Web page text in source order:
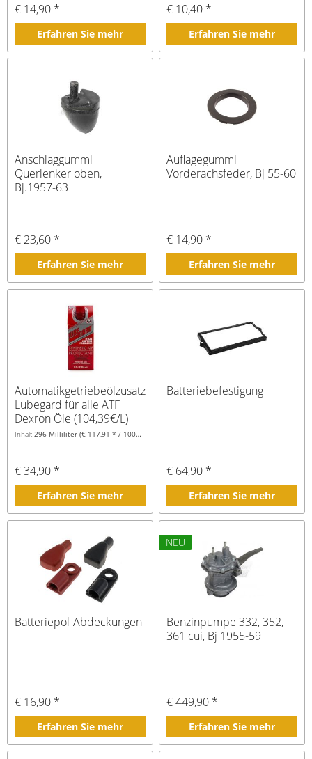
€ 14,90 *
Erfahren Sie mehr
€ 10,40 *
Erfahren Sie mehr
Anschlaggummi
Querlenker oben,
Bj.1957-63
€ 23,60 *
Erfahren Sie mehr
Auflagegummi
Vorderachsfeder, Bj 55-60
€ 14,90 *
Erfahren Sie mehr
Automatikgetriebeölzusatz,
Lubegard für alle ATF
Dexron Öle (104,39€/L)
Inhalt296 Milliliter(€ 117,91 * / 1000 Milliliter)
€ 34,90 *
Erfahren Sie mehr
Batteriebefestigung
€ 64,90 *
Erfahren Sie mehr
Batteriepol-Abdeckungen
€ 16,90 *
Erfahren Sie mehr
NEU
Benzinpumpe 332, 352,
361 cui, Bj 1955-59
€ 449,90 *
Erfahren Sie mehr